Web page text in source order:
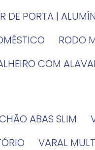
DE PORTA |
RODO
COM
CHÃO ABAS SLIM
VARAL